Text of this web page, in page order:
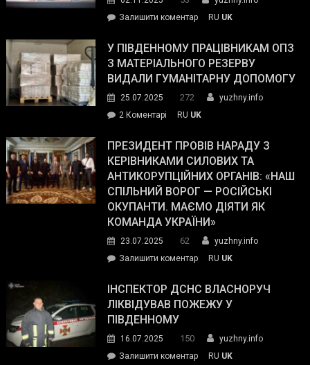
Залишити коментарon
завойовує
симпатії
виборців
The
Street
Journal.
RU UK
У ПІВДЕННОМУ ПРАЦІВНИКАМ ОПЗ
З МАТЕРІАЛЬНОГО РЕЗЕРВУ
ВИДАЛИ ГУМАНІТАРНУ ДОПОМОГУ
25.07.2025 272
yuzhny.info
2 Коментарі
Південному
працівникам
ОПЗ
з
матеріального
резерву
гуманітарну
допомогу
RU UK
ПРЕЗИДЕНТ ПРОВІВ НАРАДУ З
КЕРІВНИКАМИ СИЛОВИХ ТА
АНТИКОРУПЦІЙНИХ ОРГАНІВ: «НАШ
СПІЛЬНИЙ ВОРОГ — РОСІЙСЬКІ
ОКУПАНТИ. МАЄМО ДІЯТИ ЯК
КОМАНДА УКРАЇНИ»
23.07.2025 62
yuzhny.info
Залишити коментарon
провів
нараду
силових
та
RU UK
ІНСПЕКТОР ДСНС ВЛАСНОРУЧ
ЛІКВІДУВАВ ПОЖЕЖУ У
ПІВДЕННОМУ
16.07.2025 150
yuzhny.info
Залишити коментарon
RU UK